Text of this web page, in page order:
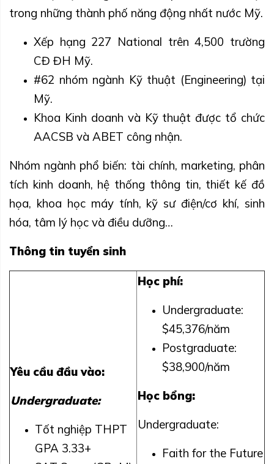
trong những thành phố năng động nhất nước Mỹ.
Xếp hạng 227 National trên 4,500 trường
CĐ ĐH Mỹ.
#62 nhóm ngành Kỹ thuật (Engineering) tại
Mỹ.
Khoa Kinh doanh và Kỹ thuật được tổ chức
AACSB và ABET công nhận.
Nhóm ngành phổ biến: tài chính, marketing, phân
tích kinh doanh, hệ thống thông tin, thiết kế đồ
họa, khoa học máy tính, kỹ sư điện/cơ khí, sinh
hóa, tâm lý học và điều dưỡng…
Thông tin tuyển sinh
Yêu cầu đầu vào:
Undergraduate:
Tốt nghiệp THPT
GPA 3.33+
Học phí:
Undergraduate:
$45,376/năm
Postgraduate:
$38,900/năm
Học bổng:
Undergraduate:
Faith for the Future